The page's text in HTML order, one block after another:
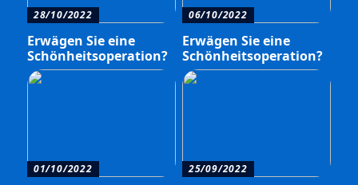
28/10/2022
Erwägen Sie eine
Schönheitsoperation?
06/10/2022
Erwägen Sie eine
Schönheitsoperation?
01/10/2022 25/09/2022